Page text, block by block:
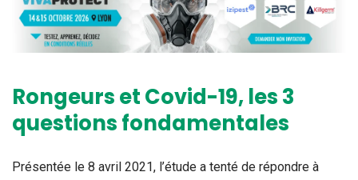
Rongeurs et Covid-19, les 3
questions fondamentales
Présentée le 8 avril 2021, l’étude a tenté de répondre à